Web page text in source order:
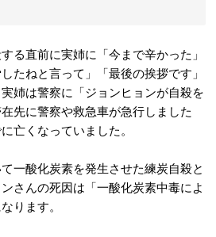
る直前に実姉に「今まで辛かった」
たねと言って」「最後の挨拶です」
姉は警察に「ジョンヒョンが自殺を
先に警察や救急車が急行しました
亡くなっていました。
一酸化炭素を発生させた練炭自殺と
さんの死因は「一酸化炭素中毒によ
ります。